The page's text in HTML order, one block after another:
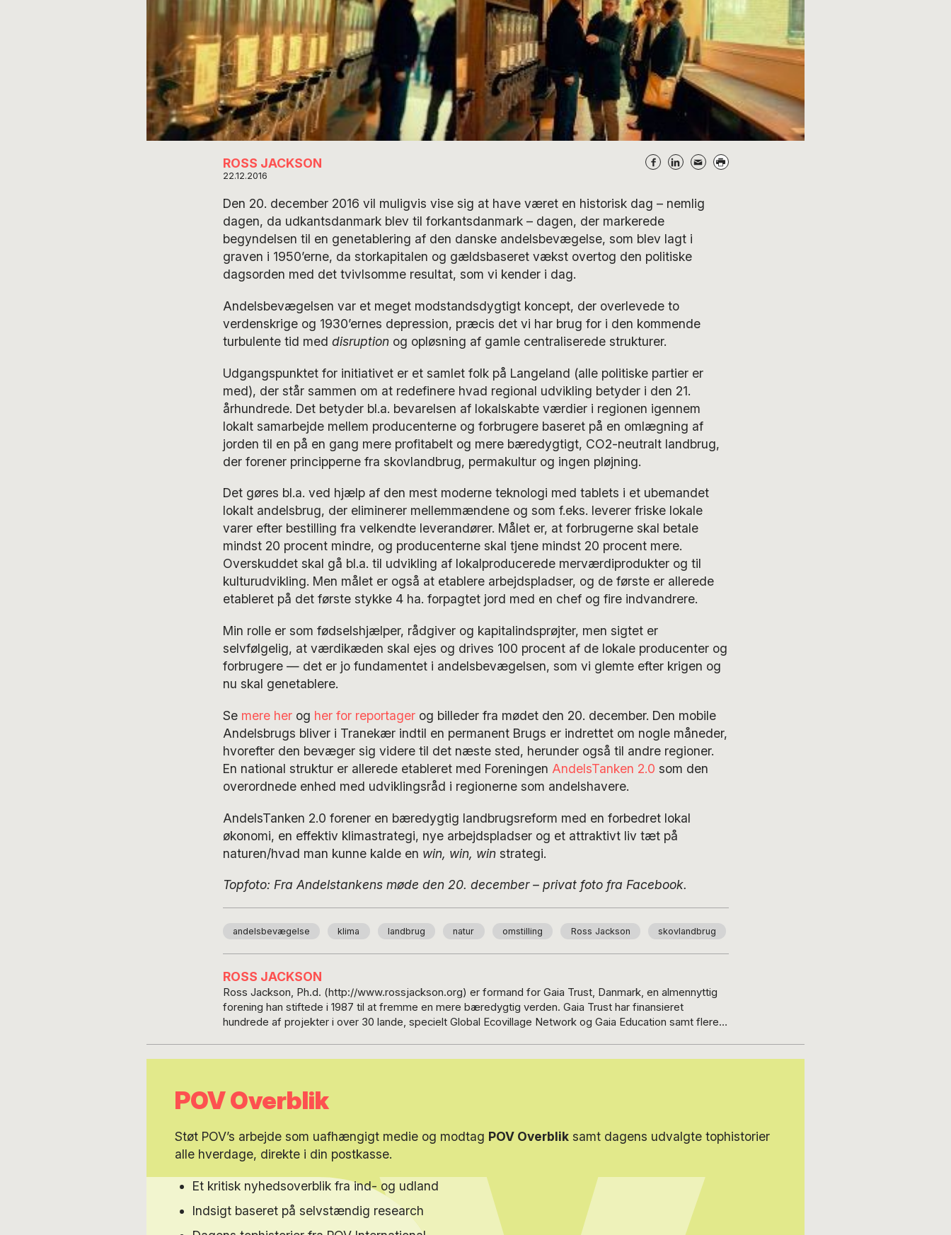
ROSS JACKSON
22.12.2016
Den 20. december 2016 vil muligvis vise sig at have været en historisk dag – nemlig
dagen, da udkantsdanmark blev til forkantsdanmark – dagen, der markerede
begyndelsen til en genetablering af den danske andelsbevægelse, som blev lagt i
graven i 1950’erne, da storkapitalen og gældsbaseret vækst overtog den politiske
dagsorden med det tvivlsomme resultat, som vi kender i dag.
Andelsbevægelsen var et meget modstandsdygtigt koncept, der overlevede to
verdenskrige og 1930’ernes depression, præcis det vi har brug for i den kommende
turbulente tid med disruptionog opløsning af gamle centraliserede strukturer.
Udgangspunktet for initiativet er et samlet folk på Langeland (alle politiske partier er
med), der står sammen om at redefinere hvad regional udvikling betyder i den 21.
århundrede. Det betyder bl.a. bevarelsen af lokalskabte værdier i regionen igennem
lokalt samarbejde mellem producenterne og forbrugere baseret på en omlægning af
jorden til en på en gang mere profitabelt og mere bæredygtigt, CO2-neutralt landbrug,
der forener principperne fra skovlandbrug, permakultur og ingen pløjning.
Det gøres bl.a. ved hjælp af den mest moderne teknologi med tablets i et ubemandet
lokalt andelsbrug, der eliminerer mellemmændene og som f.eks. leverer friske lokale
varer efter bestilling fra velkendte leverandører. Målet er, at forbrugerne skal betale
mindst 20 procent mindre, og producenterne skal tjene mindst 20 procent mere.
Overskuddet skal gå bl.a. til udvikling af lokalproducerede merværdiprodukter og til
kulturudvikling. Men målet er også at etablere arbejdspladser, og de første er allerede
etableret på det første stykke 4 ha. forpagtet jord med en chef og fire indvandrere.
Min rolle er som fødselshjælper, rådgiver og kapitalindsprøjter, men sigtet er
selvfølgelig, at værdikæden skal ejes og drives 100 procent af de lokale producenter og
forbrugere — det er jo fundamentet i andelsbevægelsen, som vi glemte efter krigen og
nu skal genetablere.
Se mere herog her for reportagerog billeder fra mødet den 20. december. Den mobile
Andelsbrugs bliver i Tranekær indtil en permanent Brugs er indrettet om nogle måneder,
hvorefter den bevæger sig videre til det næste sted, herunder også til andre regioner.
En national struktur er allerede etableret med Foreningen AndelsTanken 2.0 som den
overordnede enhed med udviklingsråd i regionerne som andelshavere.
AndelsTanken 2.0 forener en bæredygtig landbrugsreform med en forbedret lokal
økonomi, en effektiv klimastrategi, nye arbejdspladser og et attraktivt liv tæt på
naturen/hvad man kunne kalde en win, win, win strategi.
Topfoto: Fra Andelstankens møde den 20. december – privat foto fra Facebook.
andelsbevægelse klima landbrug natur omstilling Ross Jackson skovlandbrug
ROSS JACKSON
Ross Jackson, Ph.d. (http://www.rossjackson.org) er formand for Gaia Trust, Danmark, en almennyttig
forening han stiftede i 1987 til at fremme en mere bæredygtig verden. Gaia Trust har finansieret
hundrede af projekter i over 30 lande, specielt Global Ecovillage Network og Gaia Education samt flere
2013), som skarpt kritiserer den nuværende globale økonomiske og politiske situation men som også
fremsætter konkrete forslag til radikale omstruktureringer.
POV Overblik
Støt POV’s arbejde som uafhængigt medie og modtag POV Overbliksamt dagens udvalgte tophistorier
alle hverdage, direkte i din postkasse.
Et kritisk nyhedsoverblik fra ind- og udland
Indsigt baseret på selvstændig research